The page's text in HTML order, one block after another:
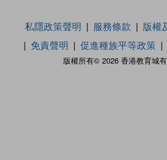
版權所有© 2026 香港教育城
私隱政策聲明 服務條款
版權
免責聲明
促進種族平等政策